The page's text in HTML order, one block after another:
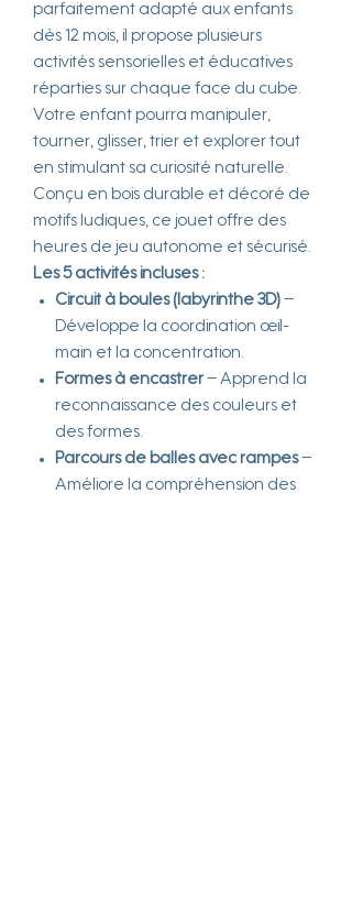
parfaitement adapté aux enfants
dès 12 mois, il propose plusieurs
activités sensorielles et éducatives
réparties sur chaque face du cube.
Votre enfant pourra manipuler,
tourner, glisser, trier et explorer tout
en stimulant sa curiosité naturelle.
Conçu en bois durable et décoré de
motifs ludiques, ce jouet offre des
heures de jeu autonome et sécurisé.
Les 5 activités incluses :
Circuit à boules (labyrinthe 3D) –
Développe la coordination œil-
main et la concentration.
Formes à encastrer – Apprend la
reconnaissance des couleurs et
des formes.
Parcours de balles avec rampes–
Améliore la compréhension des